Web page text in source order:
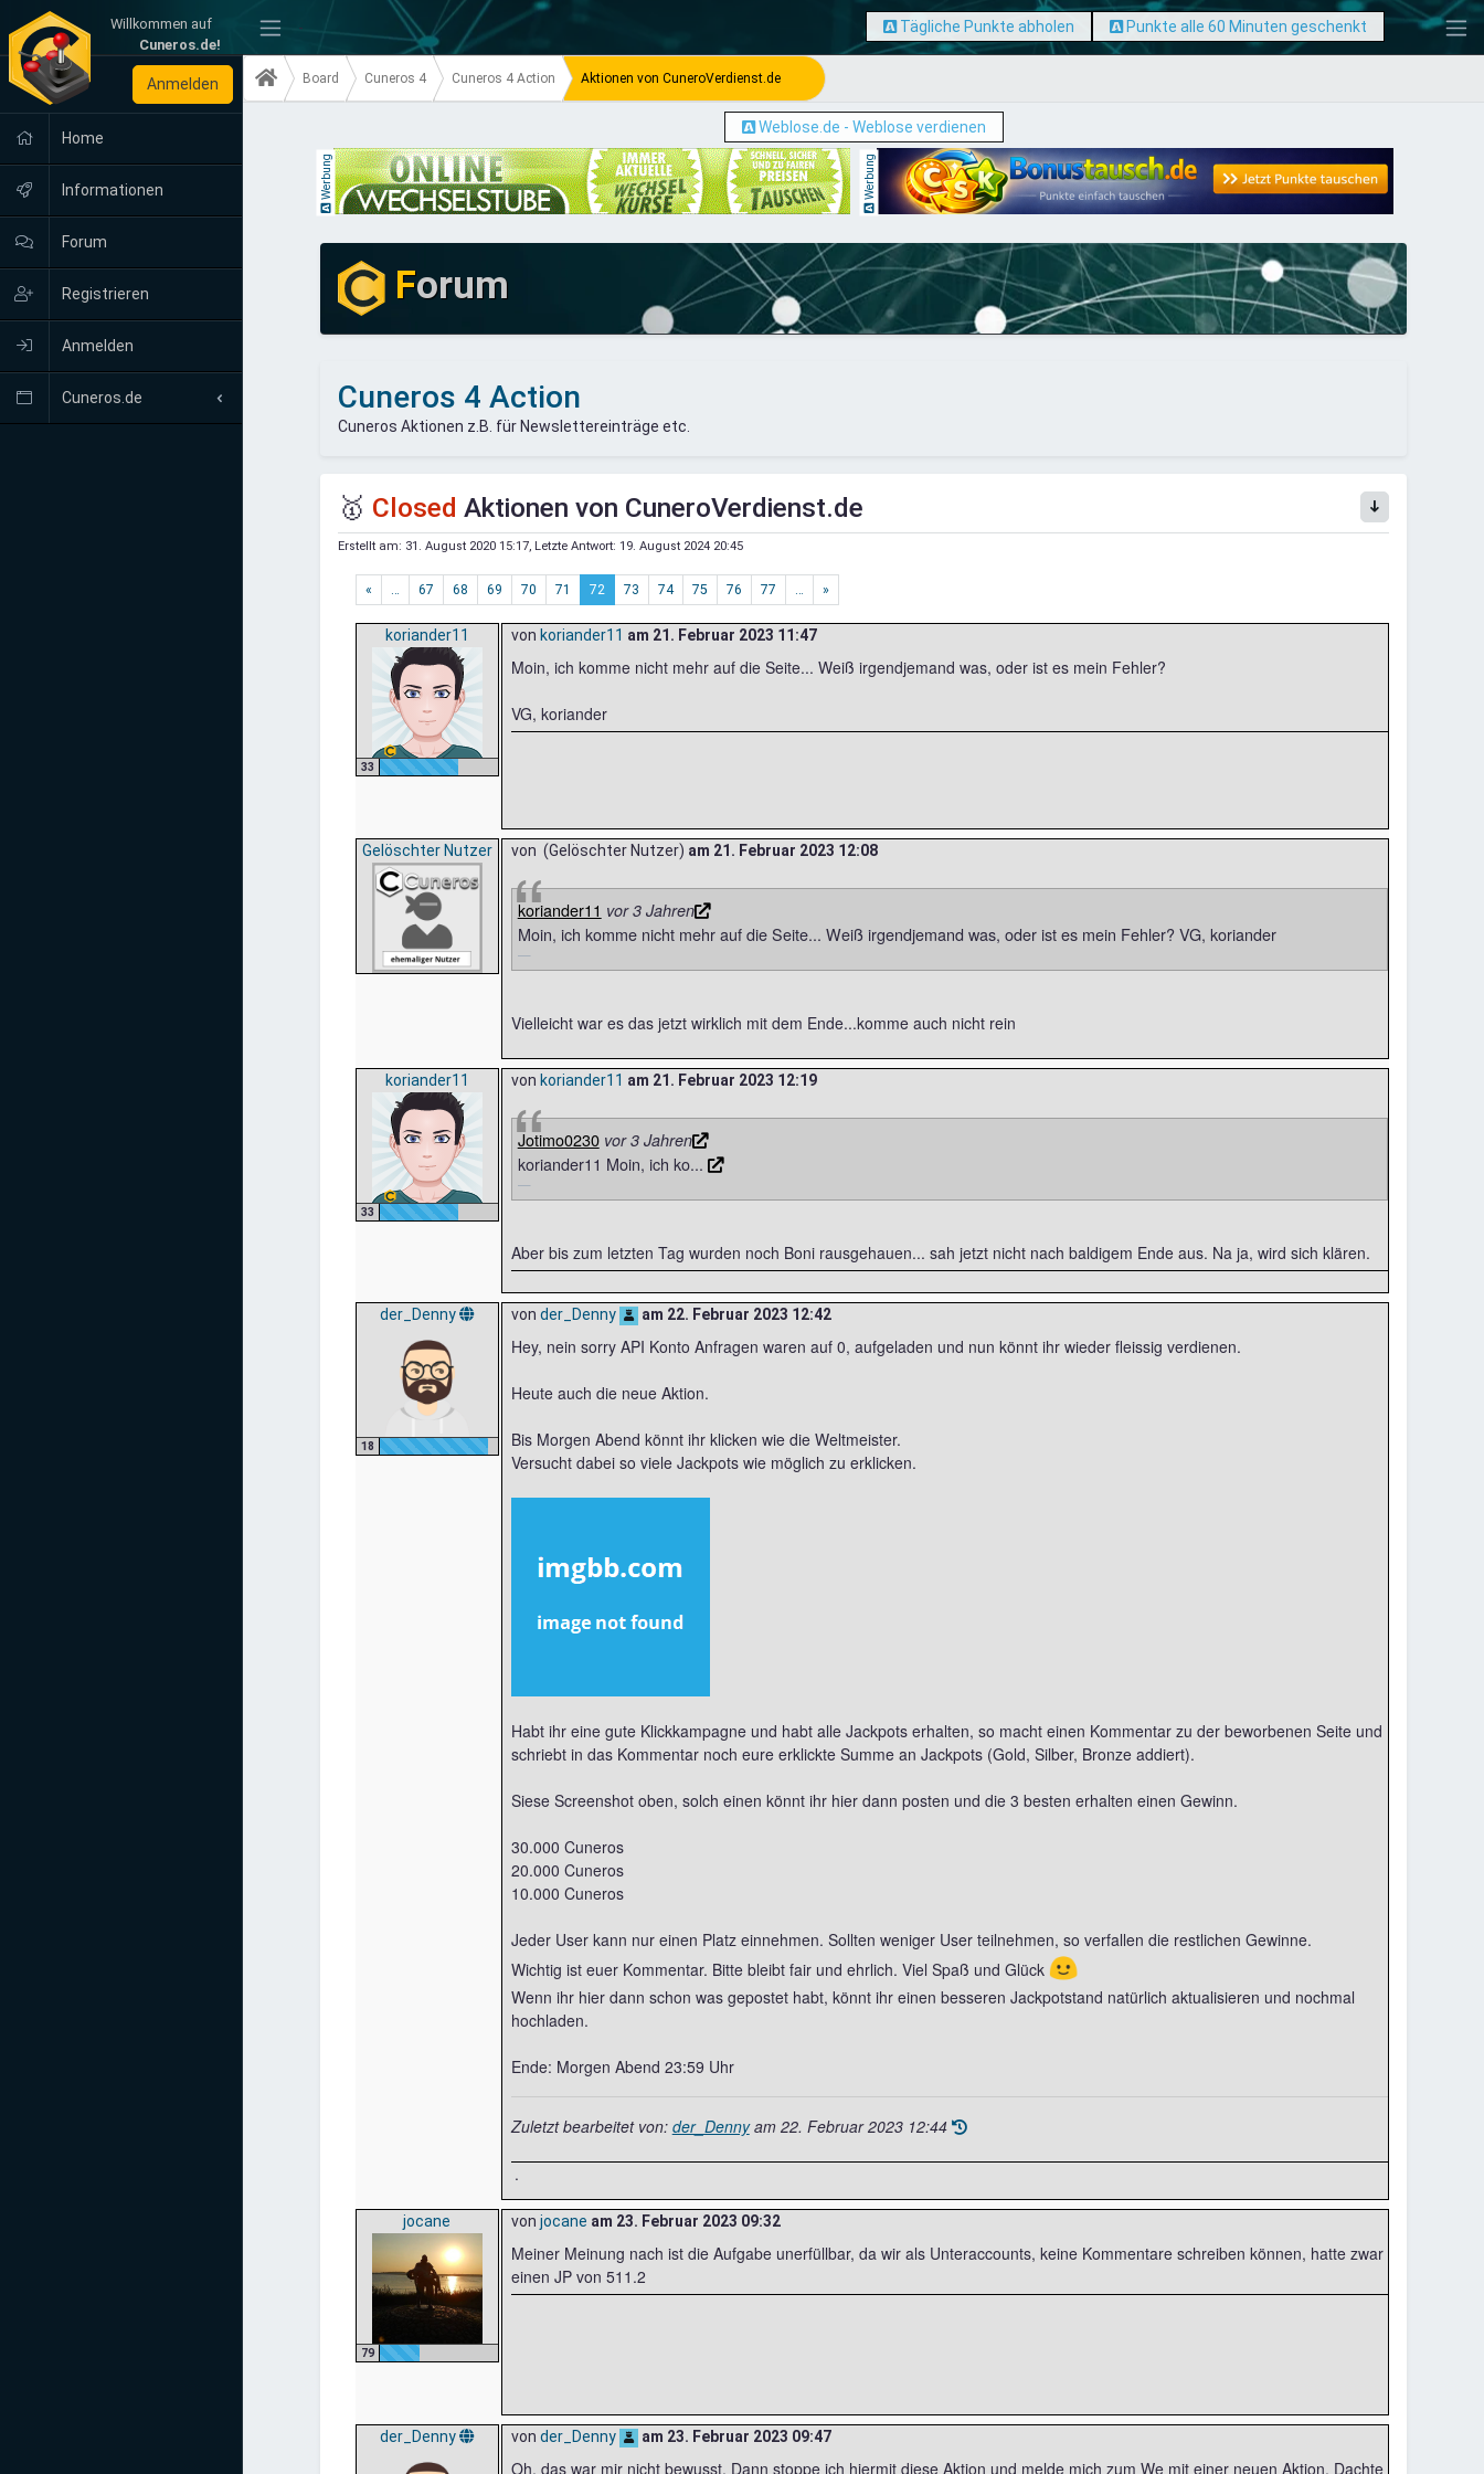
Willkommen auf
Cuneros.de!
- Tägliche Punkte abholen Punkte alle 60 Minuten geschenkt
Anmelden
Home
Informationen
Forum
Registrieren
Anmelden
Cuneros.de
Board Cuneros 4 Cuneros 4 Action Aktionen von CuneroVerdienst.de
Weblose.de - Weblose verdienen
Werbung Werbung
Forum
Cuneros 4 Action
Cuneros Aktionen z.B. für Newslettereinträge etc.
🥇 Closed Aktionen von CuneroVerdienst.de
Erstellt am: 31. August 2020 15:17, Letzte Antwort: 19. August 2024 20:45
« … 67 68 69 70 71 72 73 74 75 76 77 … »
koriander11
33
von koriander11 am 21. Februar 2023 11:47
Moin, ich komme nicht mehr auf die Seite... Weiß irgendjemand was, oder ist es mein Fehler?
VG, koriander
Gelöschter Nutzer von (Gelöschter Nutzer) am 21. Februar 2023 12:08
koriander11 vor 3 Jahren
Moin, ich komme nicht mehr auf die Seite... Weiß irgendjemand was, oder ist es mein Fehler? VG, koriander
Vielleicht war es das jetzt wirklich mit dem Ende...komme auch nicht rein
koriander11
33
von koriander11 am 21. Februar 2023 12:19
Jotimo0230 vor 3 Jahren
koriander11 Moin, ich ko...
Aber bis zum letzten Tag wurden noch Boni rausgehauen... sah jetzt nicht nach baldigem Ende aus. Na ja, wird sich klären.
der_Denny
18
von der_Denny am 22. Februar 2023 12:42
Hey, nein sorry API Konto Anfragen waren auf 0, aufgeladen und nun könnt ihr wieder fleissig verdienen.
Heute auch die neue Aktion.
Bis Morgen Abend könnt ihr klicken wie die Weltmeister.
Versucht dabei so viele Jackpots wie möglich zu erklicken.
Habt ihr eine gute Klickkampagne und habt alle Jackpots erhalten, so macht einen Kommentar zu der beworbenen Seite und
schriebt in das Kommentar noch eure erklickte Summe an Jackpots (Gold, Silber, Bronze addiert).
Siese Screenshot oben, solch einen könnt ihr hier dann posten und die 3 besten erhalten einen Gewinn.
30.000 Cuneros
20.000 Cuneros
10.000 Cuneros
Jeder User kann nur einen Platz einnehmen. Sollten weniger User teilnehmen, so verfallen die restlichen Gewinne.
Wichtig ist euer Kommentar. Bitte bleibt fair und ehrlich. Viel Spaß und Glück 🙂
Wenn ihr hier dann schon was gepostet habt, könnt ihr einen besseren Jackpotstand natürlich aktualisieren und nochmal
hochladen.
Ende: Morgen Abend 23:59 Uhr
Zuletzt bearbeitet von: der_Dennyam 22. Februar 2023 12:44
.
jocane
79
von jocane am 23. Februar 2023 09:32
Meiner Meinung nach ist die Aufgabe unerfüllbar, da wir als Unteraccounts, keine Kommentare schreiben können, hatte zwar
einen JP von 511.2
der_Denny von der_Denny am 23. Februar 2023 09:47
Oh, das war mir nicht bewusst. Dann stoppe ich hiermit diese Aktion und melde mich zum We mit einer neuen Aktion. Dachte